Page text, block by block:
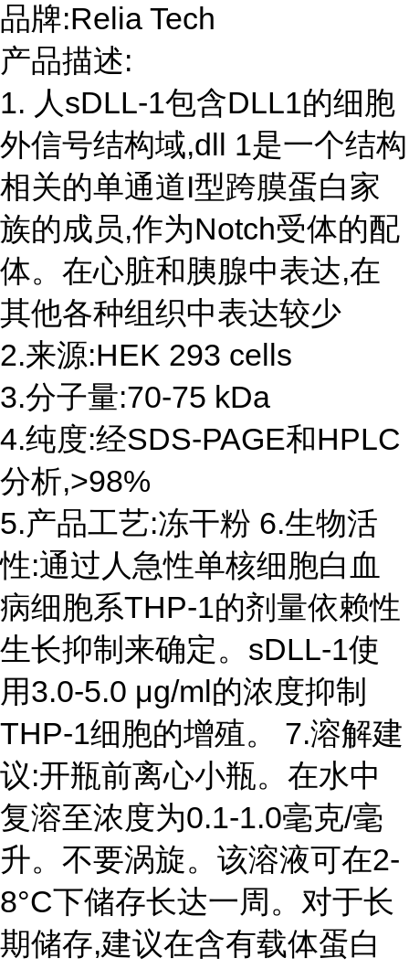
品牌:Relia Tech
产品描述:
1. 人sDLL-1包含DLL1的细胞
外信号结构域,dll 1是一个结构
相关的单通道I型跨膜蛋白家
族的成员,作为Notch受体的配
体。在心脏和胰腺中表达,在
其他各种组织中表达较少
2.来源:HEK 293 cells
3.分子量:70-75 kDa
4.纯度:经SDS-PAGE和HPLC
分析,>98%
5.产品工艺:冻干粉 6.生物活
性:通过人急性单核细胞白血
病细胞系THP-1的剂量依赖性
生长抑制来确定。sDLL-1使
用3.0-5.0 μg/ml的浓度抑制
THP-1细胞的增殖。 7.溶解建
议:开瓶前离心小瓶。在水中
复溶至浓度为0.1-1.0毫克/毫
升。不要涡旋。该溶液可在2-
8°C下储存长达一周。对于长
期储存,建议在含有载体蛋白